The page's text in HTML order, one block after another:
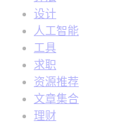
设计
人工智能
工具
求职
资源推荐
文章集合
理财